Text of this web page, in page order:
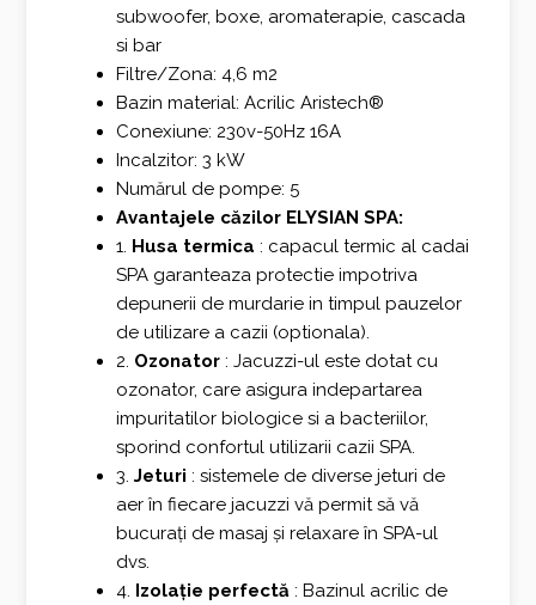
subwoofer, boxe, aromaterapie, cascada
si bar
Filtre/Zona: 4,6 m2
Bazin material: Acrilic Aristech®
Conexiune: 230v-50Hz 16A
Incalzitor: 3 kW
Numărul de pompe: 5
Avantajele căzilor ELYSIAN SPA:
1. Husa termica : capacul termic al cadai
SPA garanteaza protectie impotriva
depunerii de murdarie in timpul pauzelor
de utilizare a cazii (optionala).
2. Ozonator : Jacuzzi-ul este dotat cu
ozonator, care asigura indepartarea
impuritatilor biologice si a bacteriilor,
sporind confortul utilizarii cazii SPA.
3.Jeturi : sistemele de diverse jeturi de
aer în fiecare jacuzzi vă permit să vă
bucurați de masaj și relaxare în SPA-ul
dvs.
4. Izolație perfectă : Bazinul acrilic de